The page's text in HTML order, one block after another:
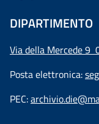
DIPARTIMENTO
Via della Mercede 9
Posta elettronica:
PEC: